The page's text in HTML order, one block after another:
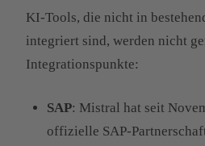
KI-Tools, die nicht in
integriert sind, werden nicht
Integrationspunkte:
SAP: Mistral hat seit
offizielle SAP-